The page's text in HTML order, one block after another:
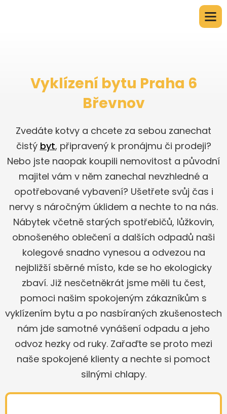
Vyklízení bytu Praha 6
Břevnov
Zvedáte kotvy a chcete za sebou zanechat
čistý byt, připravený k pronájmu či prodeji?
Nebo jste naopak koupili nemovitost a původní
majitel vám v něm zanechal nevzhledné a
opotřebované vybavení? Ušetřete svůj čas i
nervy s náročným úklidem a nechte to na nás.
Nábytek včetně starých spotřebičů, lůžkovin,
obnošeného oblečení a dalších odpadů naši
kolegové snadno vynesou a odvezou na
nejbližší sběrné místo, kde se ho ekologicky
zbaví. Již nesčetněkrát jsme měli tu čest,
pomoci našim spokojeným zákazníkům s
vyklízením bytu a po nasbíraných zkušenostech
nám jde samotné vynášení odpadu a jeho
odvoz hezky od ruky. Zařaďte se proto mezi
naše spokojené klienty a nechte si pomoct
silnými chlapy.